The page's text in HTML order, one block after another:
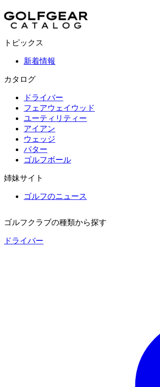
トピックス
新着情報
カタログ
ドライバー
フェアウェイウッド
ユーティリティー
アイアン
ウェッジ
パター
ゴルフボール
姉妹サイト
ゴルフのニュース
ゴルフクラブの種類から探す
ドライバー